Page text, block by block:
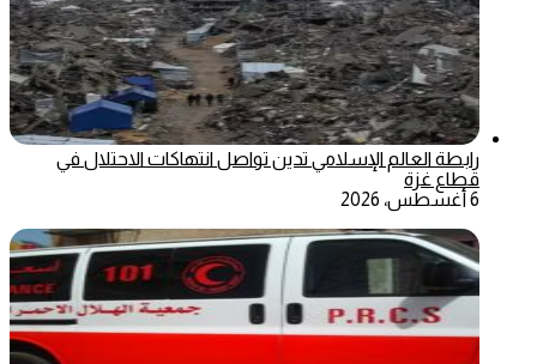
رابطة العالم الإسلامي تدين تواصل انتهاكات الاحتلال في
قطاع غزة
6 أغسطس، 2026